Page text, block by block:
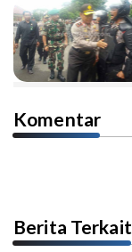
Komentar
Berita Terkait